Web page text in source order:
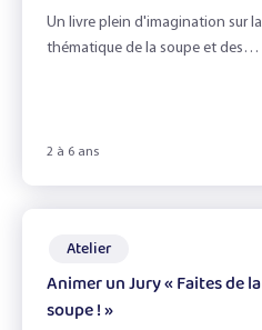
Un livre plein d'imagination sur la
thématique de la soupe et des
2 à 6 ans
Atelier
Animer un Jury « Faites de la
soupe ! »